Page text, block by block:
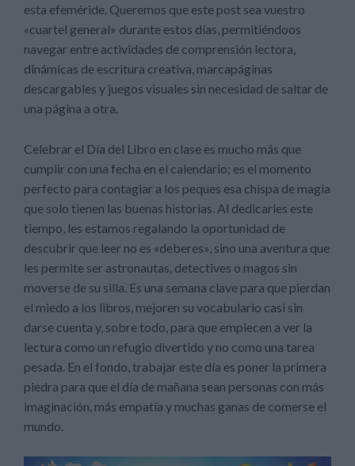
esta efeméride. Queremos que este post sea vuestro
«cuartel general» durante estos días, permitiéndoos
navegar entre actividades de comprensión lectora,
dinámicas de escritura creativa, marcapáginas
descargables y juegos visuales sin necesidad de saltar de
una página a otra.
Celebrar el Día del Libro en clase es mucho más que
cumplir con una fecha en el calendario; es el momento
perfecto para contagiar a los peques esa chispa de magia
que solo tienen las buenas historias. Al dedicarles este
tiempo, les estamos regalando la oportunidad de
descubrir que leer no es «deberes», sino una aventura que
les permite ser astronautas, detectives o magos sin
moverse de su silla. Es una semana clave para que pierdan
el miedo a los libros, mejoren su vocabulario casi sin
darse cuenta y, sobre todo, para que empiecen a ver la
lectura como un refugio divertido y no como una tarea
pesada. En el fondo, trabajar este día es poner la primera
piedra para que el día de mañana sean personas con más
imaginación, más empatía y muchas ganas de comerse el
mundo.